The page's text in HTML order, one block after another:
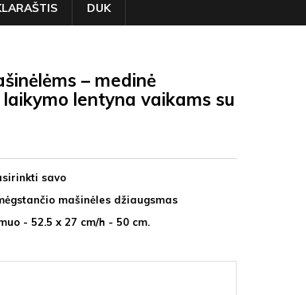
DUK
– medinė
lentyna vaikams su
savo
mašinėles džiaugsmas
- 52.5 x 27 cm/h - 50 cm.